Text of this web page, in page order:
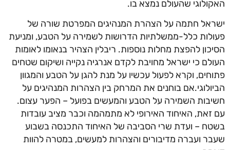
שהעולם נמצא בו.
חתמה על הצהרת המנהיגים המפרטת שורה של
כלל-ממשלתיות הדרושות לשמירה על הטבע, ומניעת
להפצת מחלות נוספות. ריבלין הצהיר בנאומו לאומות
כי ישראל מחויבת לקדם אנרגיה נקייה ושיקום שטחים
וקרא לפעול עכשיו על מנת להגן על הטבע והמגוון
בוחנים את המרחק בין הצהרות המנהיגים על
השמירה על הטבע והמעשים בפועל – הפער עצום.
האיחוד האירופי לא מתמהמה וכבר מציב עובדות
– ועדת שרי הסביבה של האיחוד התכנסה בשבוע
ועברה מדיבורים והצהרות למעשים, במטרה להוות